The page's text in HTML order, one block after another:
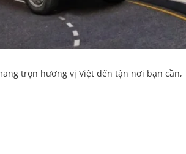
trọn hương vị Việt đến tận nơi bạn cần,